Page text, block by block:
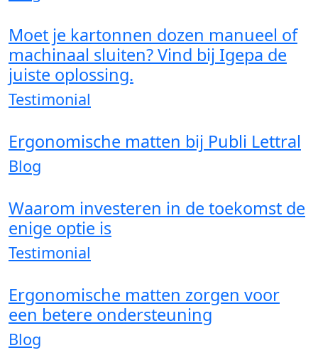
Moet je kartonnen dozen manueel of
machinaal sluiten? Vind bij Igepa de
juiste oplossing.
Testimonial
Ergonomische matten bij Publi Lettral
Blog
Waarom investeren in de toekomst de
enige optie is
Testimonial
Ergonomische matten zorgen voor
een betere ondersteuning
Blog